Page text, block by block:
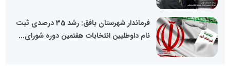
فرماندار شهرستان بافق: رشد 35 درصدی ثبت
نام داوطلبین انتخابات هفتمین دوره شورای...